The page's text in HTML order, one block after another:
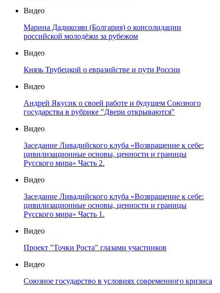
Видео
Марина Дадикозян (Болгария) о консолидации
российской молодёжи за рубежом
Видео
Князь Трубецкой о евразийстве и пути России
Видео
Андрей Якусик о своей работе и будущем Союзного
государства в рубрике "Двери открываются"
Видео
Заседание Ливадийского клуба «Возвращение к себе:
цивилизационные основы, ценности и границы
Русского мира» Часть 2.
Видео
Заседание Ливадийского клуба «Возвращение к себе:
цивилизационные основы, ценности и границы
Русского мира» Часть 1.
Видео
Проект "Точки Роста" глазами участников
Видео
Союзное государство в условиях современного кризиса